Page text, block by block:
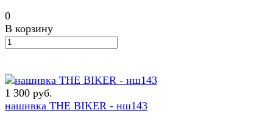
0
В корзину
1 300 руб.
нашивка THE BIKER - нш143